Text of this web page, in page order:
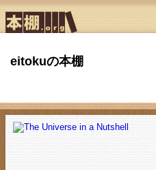
eitokuの本棚